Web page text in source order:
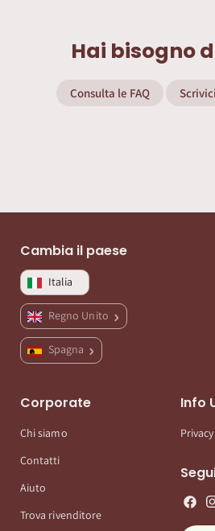
Hai bisogno
Consulta le FAQ Scrivici
Cambia il paese
Italia
Regno Unito
Spagna
Corporate
Chi siamo
Contatti
Aiuto
Trova rivenditore
Info